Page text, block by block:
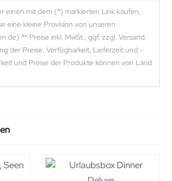
einen mit dem (*) markierten Link kaufen,
eine kleine Provision von unseren
** Preise inkl. MwSt., ggf. zzgl. Versand.
der Preise, Verfügbarkeit, Lieferzeit und -
und Preise der Produkte können von Land